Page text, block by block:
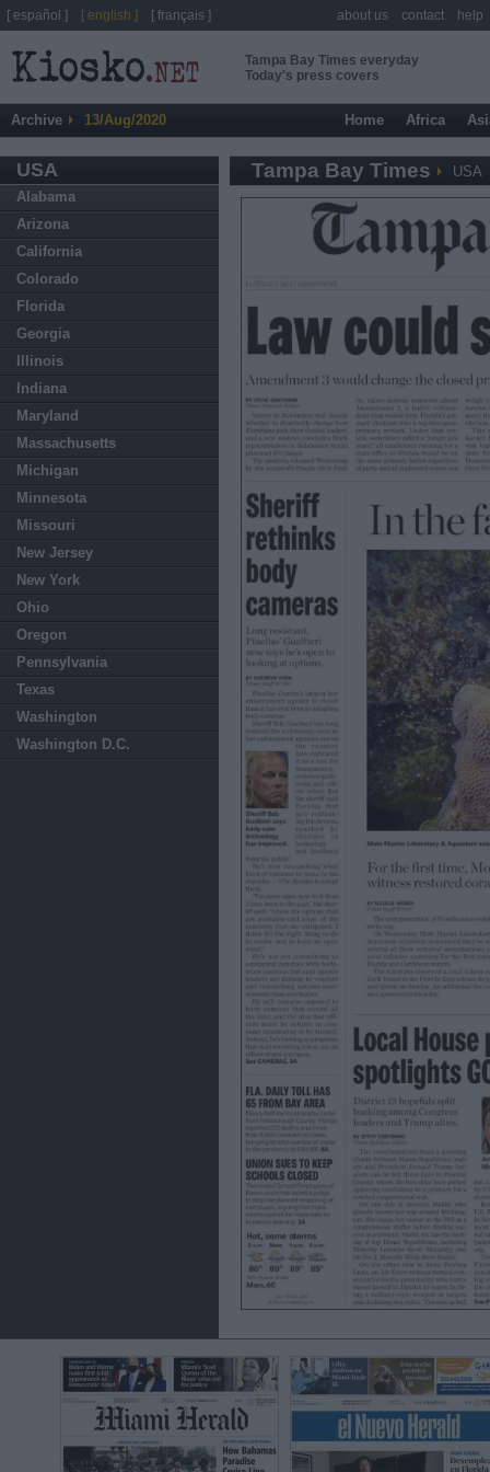
Tampa Bay Times everyday
Today's press covers
Archive 13/Aug/2020 Home Africa
USA
Alabama
Arizona
California
Colorado
Florida
Georgia
Illinois
Indiana
Maryland
Massachusetts
Michigan
Minnesota
Missouri
New Jersey
New York
Ohio
Oregon
Pennsylvania
Texas
Washington
Washington D.C.
Tampa Bay Times USA
[ español ] [ english ] [ français ] about us contact help